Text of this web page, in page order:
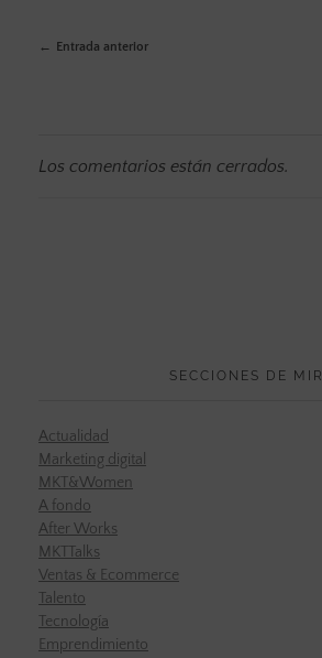
Entrada anterior
Los comentarios están cerrados.
SECCIONES DE MIR
Actualidad
Marketing digital
MKT&Women
A fondo
After Works
MKTTalks
Ventas & Ecommerce
Talento
Tecnología
Emprendimiento